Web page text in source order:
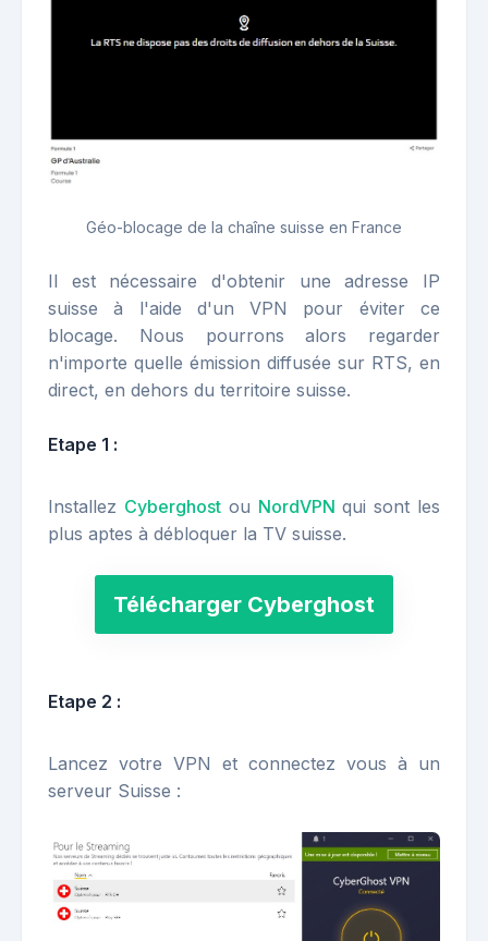
Géo-blocage de la chaîne suisse en France
Il est nécessaire d'obtenir une adresse IP
suisse à l'aide d'un VPN pour éviter ce
blocage. Nous pourrons alors regarder
n'importe quelle émission diffusée sur RTS, en
direct, en dehors du territoire suisse.
Etape 1 :
Installez Cyberghostou NordVPN qui sont les
plus aptes à débloquer la TV suisse.
Télécharger Cyberghost
Etape 2 :
Lancez votre VPN et connectez vous à un
serveur Suisse :